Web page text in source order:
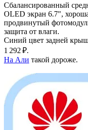
Сбалансированный
OLED экран 6.7",
продвинутый
защита от влаги.
Синий цвет задней
1 292 ₽.
На Али такой дороже.